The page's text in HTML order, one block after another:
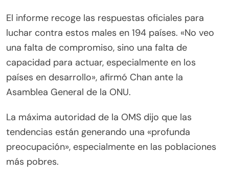
El informe recoge las respuestas oficiales para
luchar contra estos males en 194 países. «No veo
una falta de compromiso, sino una falta de
capacidad para actuar, especialmente en los
países en desarrollo», afirmó Chan ante la
Asamblea General de la ONU.
La máxima autoridad de la OMS dijo que las
tendencias están generando una «profunda
preocupación», especialmente en las poblaciones
más pobres.